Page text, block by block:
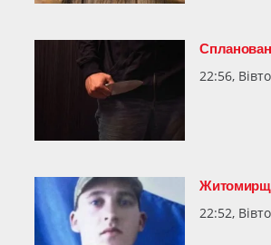
22:56,
22:52,